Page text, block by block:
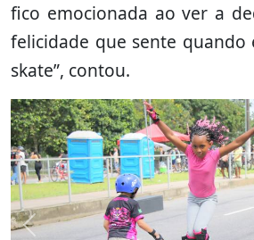
fico emocionada ao ver a
felicidade que sente quando
skate”, contou.